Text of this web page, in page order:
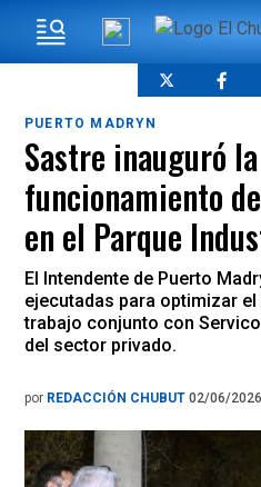
PUERTO MADRYN
Sastre inauguró
funcionamiento
en el Parque
El Intendente de Puerto
ejecutadas para optimizar
trabajo conjunto con
del sector privado.
por REDACCIÓN CHUBUT 02/06/